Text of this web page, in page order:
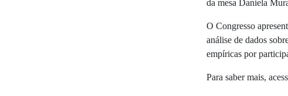
da mesa Daniela
O Congresso
análise de dados
empíricas por
Para saber mais,